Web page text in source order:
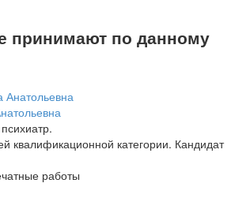
принимают по данному
квалификационной категории. Кандидат
работы